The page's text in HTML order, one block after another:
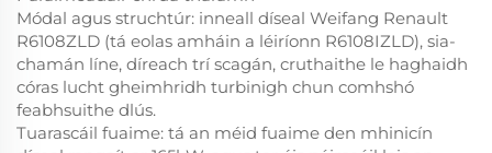
Módal agus struchtúr: inneall díseal Weifang Renault
R6108ZLD (tá eolas amháin a léiríonn R6108IZLD), sia-
chamán líne, díreach trí scagán, cruthaithe le haghaidh
córas lucht gheimhridh turbinigh chun comhshó
feabhsuithe dlús.
Tuarascáil fuaime: tá an méid fuaime den mhinicín